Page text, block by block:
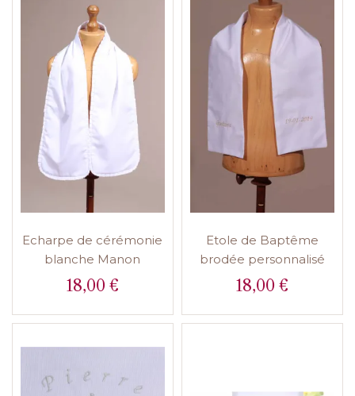
Echarpe de cérémonie
blanche Manon
Prix
18,00 €
Etole de Baptême
brodée personnalisé
Prix
18,00 €